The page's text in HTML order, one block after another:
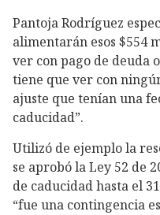
Pantoja Rodríguez
alimentarán esos $554
ver con pago de deuda
tiene que ver con
ajuste que tenían una
caducidad”.
Utilizó de ejemplo la
se aprobó la Ley 52 de
de caducidad hasta el
“fue una contingencia